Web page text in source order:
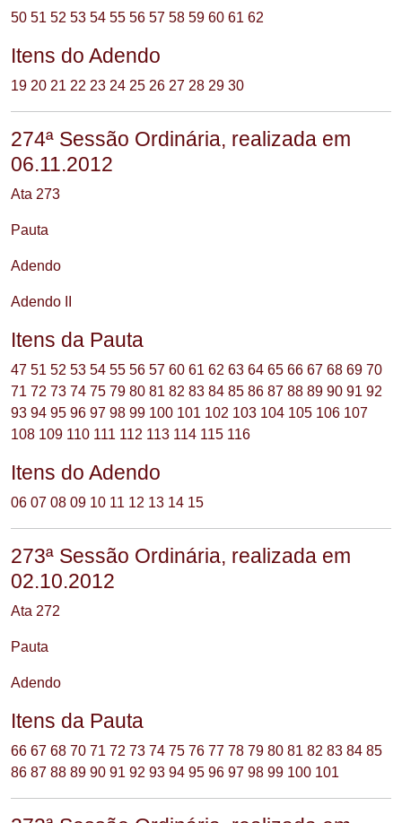
50 51 52 53 54 55 56 57 58 59 60 61 62
Itens do Adendo
19 20 21 22 23 24 25 26 27 28 29 30
274ª Sessão Ordinária, realizada em
06.11.2012
Ata 273
Pauta
Adendo
Adendo II
Itens da Pauta
47 51 52 53 54 55 56 57 60 61 62 63 64 65 66 67 68 69 70
71 72 73 74 75 79 80 81 82 83 84 85 86 87 88 89 90 91 92
93 94 95 96 97 98 99 100 101 102 103 104 105 106 107
108 109 110 111 112 113 114 115 116
Itens do Adendo
06 07 08 09 10 11 12 13 14 15
273ª Sessão Ordinária, realizada em
02.10.2012
Ata 272
Pauta
Adendo
Itens da Pauta
66 67 68 70 71 72 73 74 75 76 77 78 79 80 81 82 83 84 85
86 87 88 89 90 91 92 93 94 95 96 97 98 99 100 101